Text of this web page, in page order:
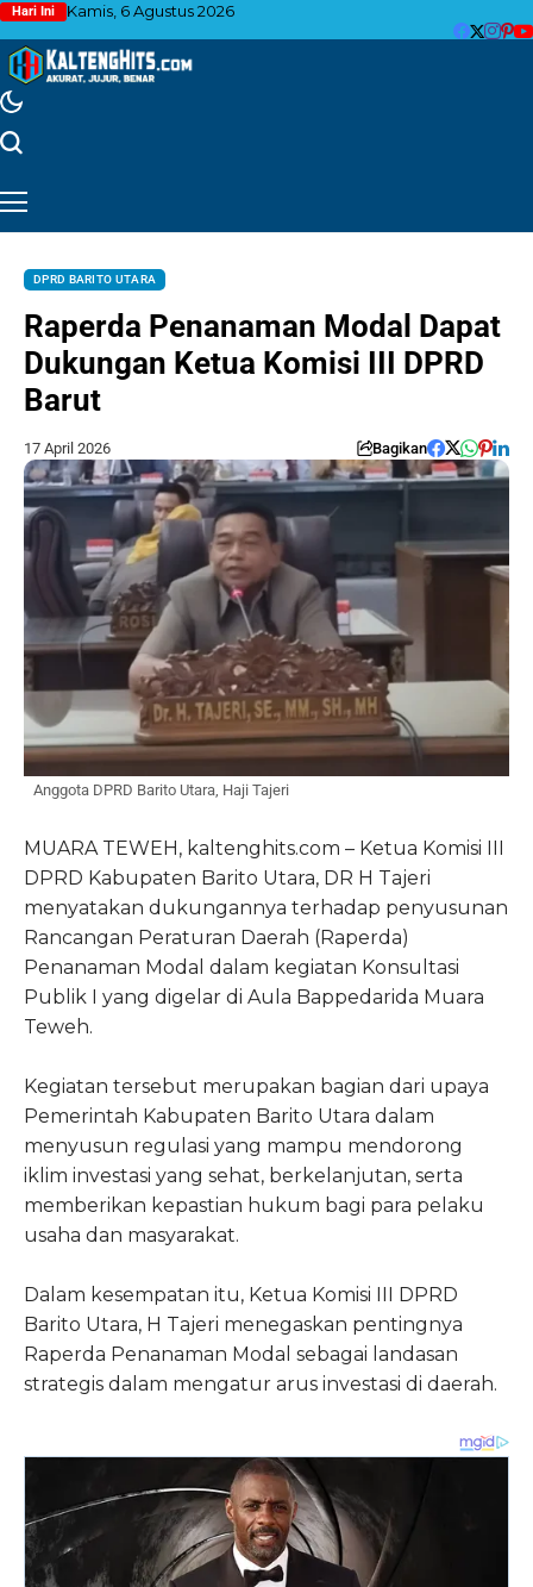
Hari Ini Kamis, 6 Agustus 2026
DPRD BARITO UTARA
Raperda Penanaman Modal Dapat
Dukungan Ketua Komisi III DPRD
Barut
17 April 2026 Bagikan
Anggota DPRD Barito Utara, Haji Tajeri
MUARA TEWEH, kaltenghits.com – Ketua Komisi III
DPRD Kabupaten Barito Utara, DR H Tajeri
menyatakan dukungannya terhadap penyusunan
Rancangan Peraturan Daerah (Raperda)
Penanaman Modal dalam kegiatan Konsultasi
Publik I yang digelar di Aula Bappedarida Muara
Teweh.
Kegiatan tersebut merupakan bagian dari upaya
Pemerintah Kabupaten Barito Utara dalam
menyusun regulasi yang mampu mendorong
iklim investasi yang sehat, berkelanjutan, serta
memberikan kepastian hukum bagi para pelaku
usaha dan masyarakat.
Dalam kesempatan itu, Ketua Komisi III DPRD
Barito Utara, H Tajeri menegaskan pentingnya
Raperda Penanaman Modal sebagai landasan
strategis dalam mengatur arus investasi di daerah.